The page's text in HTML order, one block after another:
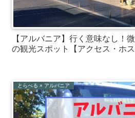
【アルバニア】行く意味なし！
の観光スポット【アクセス・ホス
とらべる × アルバニア